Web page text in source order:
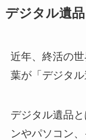
デジタル遺
近年、終活の
葉が「デジタル
デジタル遺品
ンやパソコン